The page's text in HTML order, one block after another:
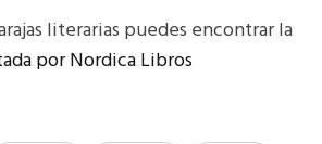
literarias puedes encontrar la
por Nordica Libros